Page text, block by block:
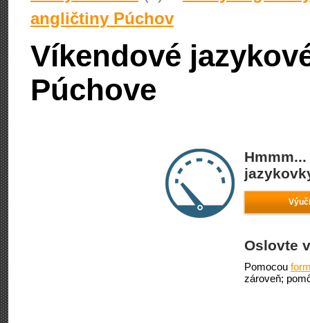
angličtiny Púchov
Víkendové
Púchove
Oslovte
Pomocou
zároveň;